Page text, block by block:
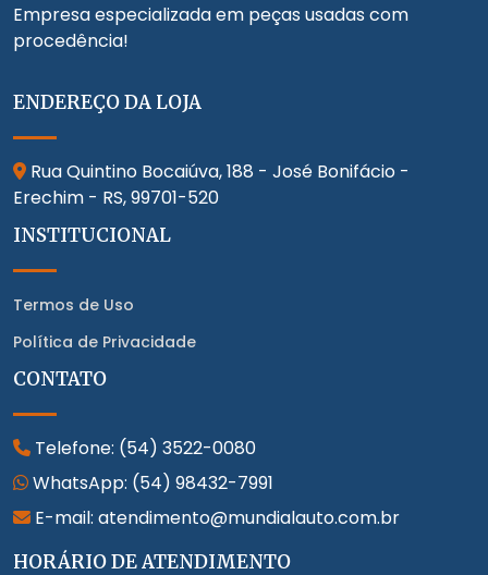
Empresa especializada em peças usadas com
procedência!
ENDEREÇO DA LOJA
Rua Quintino Bocaiúva, 188 - José Bonifácio -
Erechim - RS,99701-520
INSTITUCIONAL
Termos de Uso
Política de Privacidade
CONTATO
Telefone: (54) 3522-0080
WhatsApp: (54) 98432-7991
E-mail: atendimento@mundialauto.com.br
HORÁRIO DE ATENDIMENTO